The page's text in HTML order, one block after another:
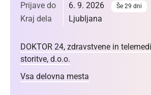
Prijave do 6. 9. 2026 Še 29 dni
Kraj dela Ljubljana
DOKTOR 24, zdravstvene in
storitve, d.o.o.
Vsa delovna mesta